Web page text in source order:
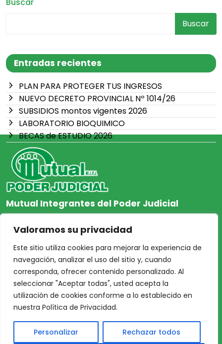
Valoramos su privacidad
Este sitio utiliza cookies para mejorar la experiencia de
navegación, analizar el uso del sitio y, cuando
corresponda, ofrecer contenido personalizado. Al
seleccionar "Aceptar todas", usted acepta la
utilización de cookies conforme a lo establecido en
nuestra Política de Privacidad.
Personalizar Rechazar todos
Buscar
Entradas recientes
PLAN PARA PROTEGER TUS INGRESOS
NUEVO DECRETO PROVINCIAL Nº 1014/26
SUBSIDIOS montos vigentes 2026
LABORATORIO BIOQUIMICO
BECAS de ESTUDIO 2026
Mutual Integrantes del Poder Judicial
afiliacion@mjpj.org.ar
+54 9 342 467-4510
NOSOTROS
Inicio
Acceso Asociados
Nosotros
CENTRO DE AYUDA
Protección de Datos
Personales